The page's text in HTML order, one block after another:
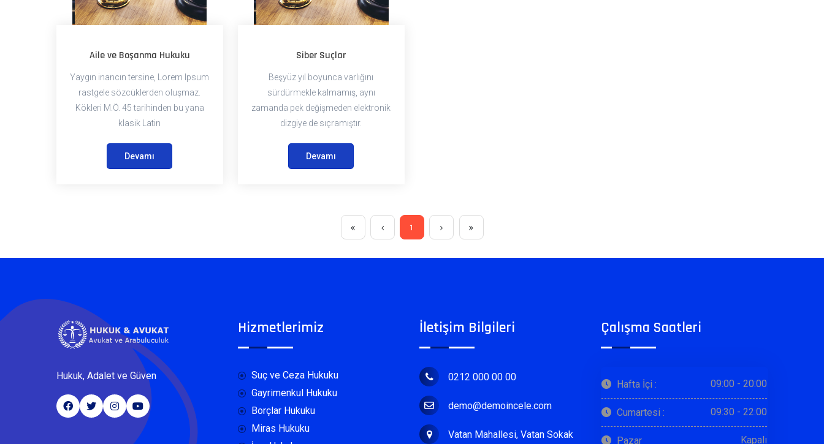
Aile ve Boşanma Hukuku
Yaygın inancın tersine, Lorem Ipsum
rastgele sözcüklerden oluşmaz.
Kökleri M.Ö. 45 tarihinden bu yana
klasik Latin
Devamı
Siber Suçlar
Beşyüz yıl boyunca varlığını
sürdürmekle kalmamış, aynı
zamanda pek değişmeden elektronik
dizgiye de sıçramıştır.
Devamı
1
Hukuk, Adalet ve Güven
Hizmetlerimiz
Suç ve Ceza Hukuku
Gayrimenkul Hukuku
Borçlar Hukuku
Miras Hukuku
İletişim Bilgileri
0212 000 00 00
demo@demoincele.com
Vatan Mahallesi, Vatan Sokak
Çalışma Saatleri
Hafta İçi : 09:00 - 20:00
Cumartesi : 09:30 - 22:00
Pazar Kapalı